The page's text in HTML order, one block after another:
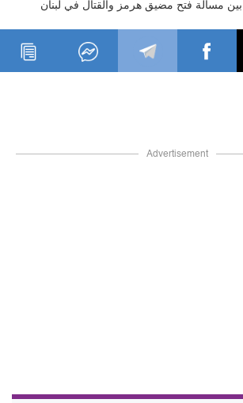
Advertisement